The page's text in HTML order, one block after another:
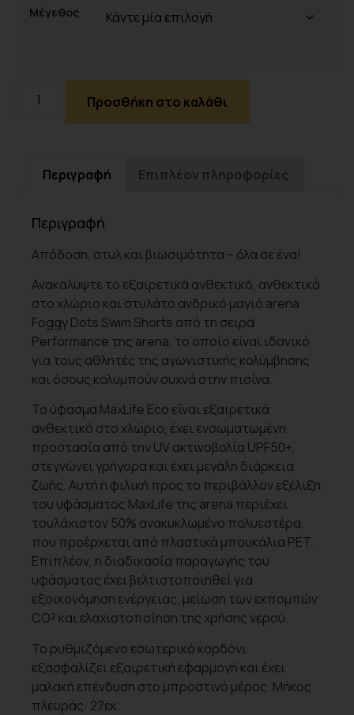
Μέγεθος
Προσθήκη στο καλάθι
Περιγραφή Επιπλέον πληροφορίες
Περιγραφή
Απόδοση, στυλ και βιωσιμότητα – όλα σε ένα!
Ανακαλύψτε το εξαιρετικά ανθεκτικό, ανθεκτικά
στο χλώριο και στυλάτο ανδρικό μαγιό arena
Foggy Dots Swim Shorts από τη σειρά
Performance της arena, το οποίο είναι ιδανικό
για τους αθλητές της αγωνιστικής κολύμβησης
και όσους κολυμπούν συχνά στην πισίνα.
Το ύφασμα MaxLife Eco είναι εξαιρετικά
ανθεκτικό στο χλώριο, έχει ενσωματωμένη
προστασία από την UV ακτινοβολία UPF50+,
στεγνώνει γρήγορα και έχει μεγάλη διάρκεια
ζωής. Αυτή η φιλική προς το περιβάλλον εξέλιξη
του υφάσματος MaxLife της arena περιέχει
τουλάχιστον 50% ανακυκλωμένο πολυεστέρα,
που προέρχεται από πλαστικά μπουκάλια PET.
Επιπλέον, η διαδικασία παραγωγής του
υφάσματος έχει βελτιστοποιηθεί για
εξοικονόμηση ενέργειας, μείωση των εκπομπών
CO² και ελαχιστοποίηση της χρήσης νερού.
Το ρυθμιζόμενο εσωτερικό κορδόνι
εξασφαλίζει εξαιρετική εφαρμογή και έχει
μαλακή επένδυση στο μπροστινό μέρος. Μήκος
πλευράς: 27εκ.